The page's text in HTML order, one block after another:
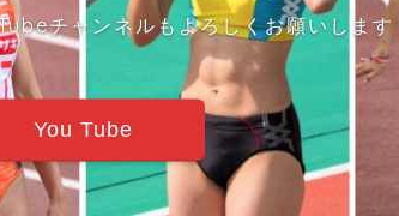
チャンネルもよろしくお願いします
You Tube